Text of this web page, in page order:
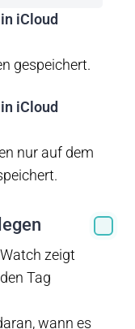
iCloud
gespeichert.
iCloud
nur auf dem
zeigt
Tag
wann es